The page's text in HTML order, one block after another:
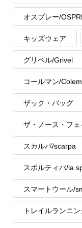
オスプレー/
キッズウェア
グリベル/Grivel
コールマン/
ザック・バッグ
ザ・ノース・フ
スカルパ/scarpa
スポルティバ/la
スマートウール/
トレイルランニン